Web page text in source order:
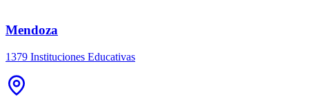
Mendoza
1379 Instituciones Educativas